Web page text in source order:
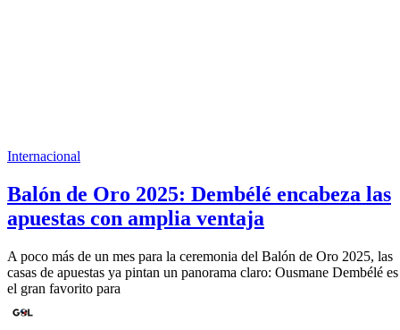
Internacional
Balón de Oro 2025: Dembélé encabeza las
apuestas con amplia ventaja
A poco más de un mes para la ceremonia del Balón de Oro 2025, las
casas de apuestas ya pintan un panorama claro: Ousmane Dembélé es
el gran favorito para